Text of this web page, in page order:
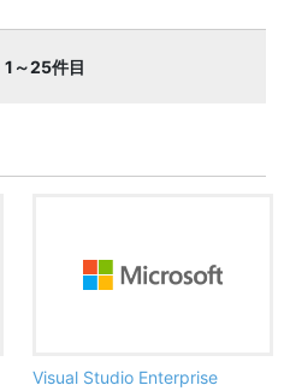
1～25件目
Visual Studio Enterprise